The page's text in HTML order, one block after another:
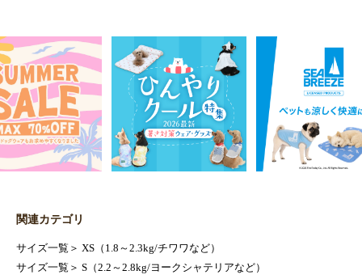
関連カテゴリ
サイズ一覧 ＞ XS（1.8～2.3kg/チワワなど）
サイズ一覧 ＞ S（2.2～2.8kg/ヨークシャテリアなど）